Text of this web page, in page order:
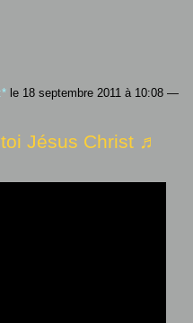
le 18 septembre 2011 à 10:08 —
Jésus Christ ♬